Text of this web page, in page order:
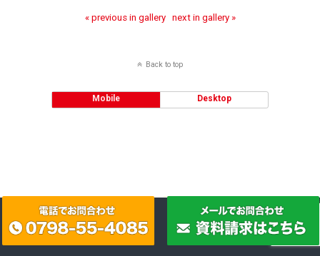
« previous in gallery next in gallery »
Back to top
Mobile Desktop